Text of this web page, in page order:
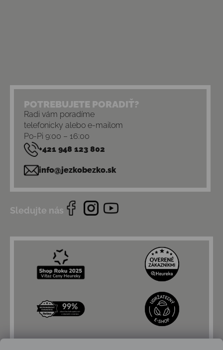
POTREBUJETE PORADIŤ?
Radi vám poradíme
telefonicky alebo e-mailom
Po-Pi 9:00 – 16:00
+421 948 123 802
info@jezkobezko.sk
Sledujte nás